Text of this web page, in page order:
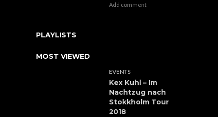
Add comment
PLAYLISTS
MOST VIEWED
EVENTS
Kex Kuhl – Im
Nachtzug nach
Stokkholm Tour
2018